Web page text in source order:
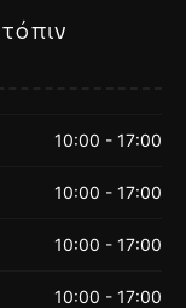
10:00 - 17:00
10:00 - 17:00
10:00 - 17:00
10:00 - 17:00